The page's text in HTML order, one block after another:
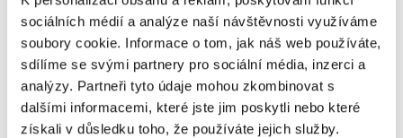
sociálních médií a analýze naší návštěvnosti využíváme
soubory cookie. Informace o tom, jak náš web používáte,
sdílíme se svými partnery pro sociální média, inzerci a
analýzy. Partneři tyto údaje mohou zkombinovat s
dalšími informacemi, které jste jim poskytli nebo které
získali v důsledku toho, že používáte jejich služby.
Všechny Česko Slovensko
ALO diamonds OC Forum Nová Karolina,
Ostrava